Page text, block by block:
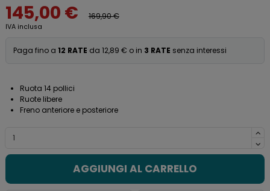
145,00 € 169,90 €
IVA inclusa
Paga fino a 12 RATE da 12,89 € o in 3 RATE senza interessi
Ruota 14 pollici
Ruote libere
Freno anteriore e posteriore
AGGIUNGI AL CARRELLO